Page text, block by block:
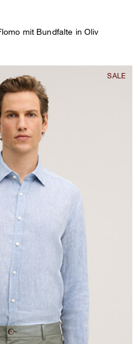
mit Bundfalte in Oliv